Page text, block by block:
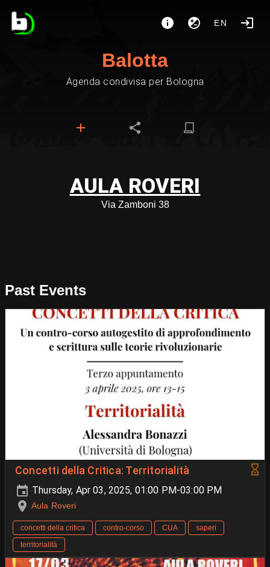
EN
Balotta
Agenda condivisa per Bologna
AULA ROVERI
Via Zamboni 38
Past Events
Concetti della Critica: Territorialità
Thursday, Apr 03, 2025, 01:00 PM-03:00 PM
Aula Roveri
concetti della critica contro-corso CUA
saperi
territorialità